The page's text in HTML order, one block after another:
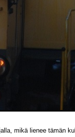
mikä lienee tämän